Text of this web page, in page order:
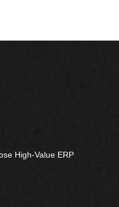
High-Value ERP